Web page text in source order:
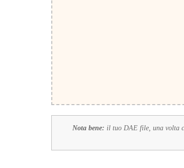
Nota bene: il tuo DAE file, una volta